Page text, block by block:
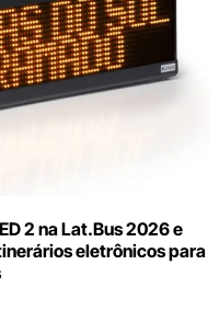
2 na Lat.Bus 2026 e
eletrônicos para